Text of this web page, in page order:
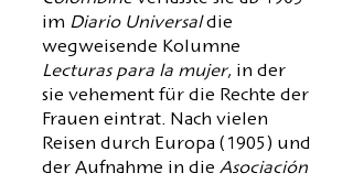
im Diario Universaldie
wegweisende Kolumne
Lecturas para la mujer, in der
sie vehement für die Rechte der
Frauen eintrat. Nach vielen
Reisen durch Europa (1905) und
der Aufnahme in die Asociación